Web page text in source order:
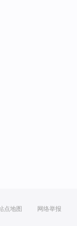
点地图 网络举报